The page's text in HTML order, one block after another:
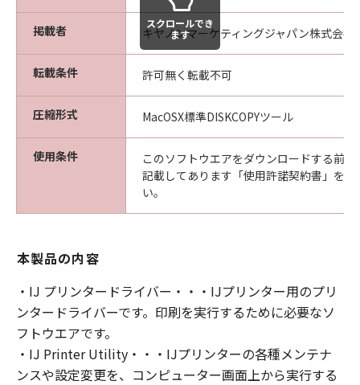
掲載者 キヤノンマーケティングジャパン株式会社
転載条件 許可無く転載不可
圧縮形式 MacOSX標準DISKCOPYツール
使用条件
このソフトウエアをダウンロードする前
記載してあります「使用許諾契約書」を
い。
スクロールでき
ます
本製品の内容
・IJ プリンタードライバー・・・IJプリンター用のプリ
ンタードライバーです。印刷を実行するために必要なソ
フトウエアです。
・IJ Printer Utility・・・IJプリンターの各種メンテナ
ンスや設定変更を、コンピューター画面上から実行する